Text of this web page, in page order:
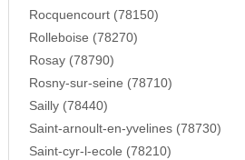
Rocquencourt (78150)
Rolleboise (78270)
Rosay (78790)
Rosny-sur-seine (78710)
Sailly (78440)
Saint-arnoult-en-yvelines (78730)
Saint-cyr-l-ecole (78210)